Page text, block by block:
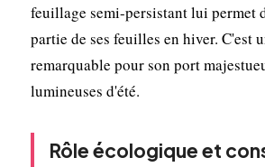
feuillage semi-persistant lui permet
partie de ses feuilles en hiver. C'est
remarquable pour son port
lumineuses d'été.
Rôle écologique et